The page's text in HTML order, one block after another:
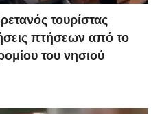
τουρίστας
πτήσεων από το
του νησιού